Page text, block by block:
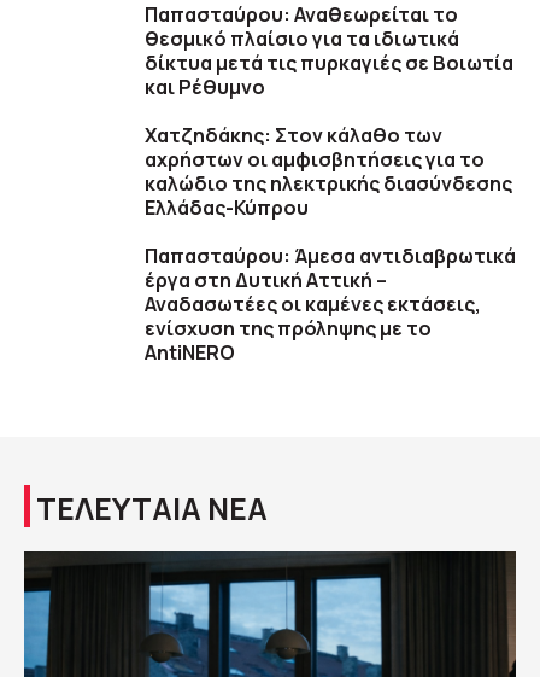
Παπασταύρου: Αναθεωρείται το
θεσμικό πλαίσιο για τα ιδιωτικά
δίκτυα μετά τις πυρκαγιές σε Βοιωτία
και Ρέθυμνο
Χατζηδάκης: Στον κάλαθο των
αχρήστων οι αμφισβητήσεις για το
καλώδιο της ηλεκτρικής διασύνδεσης
Ελλάδας-Κύπρου
Παπασταύρου: Άμεσα αντιδιαβρωτικά
έργα στη Δυτική Αττική –
Αναδασωτέες οι καμένες εκτάσεις,
ενίσχυση της πρόληψης με το
AntiNERO
ΤΕΛΕΥΤΑΙΑ ΝΕΑ